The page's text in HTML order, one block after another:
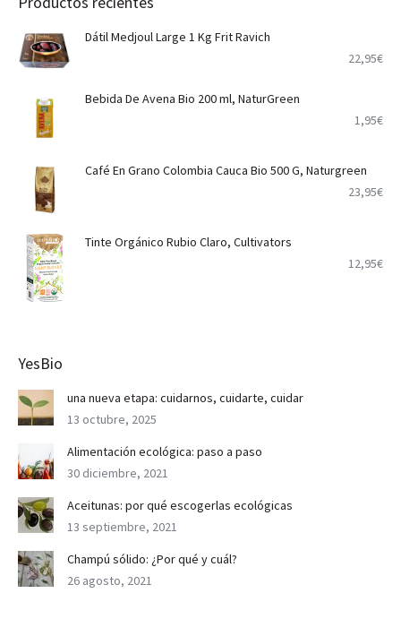
Dátil Medjoul Large 1 Kg Frit Ravich
22,95€
Bebida De Avena Bio 200 ml, NaturGreen
1,95€
Café En Grano Colombia Cauca Bio 500 G, Naturgreen
23,95€
Tinte Orgánico Rubio Claro, Cultivators
12,95€
YesBio
una nueva etapa: cuidarnos, cuidarte, cuidar
13 octubre, 2025
Alimentación ecológica: paso a paso
30 diciembre, 2021
Aceitunas: por qué escogerlas ecológicas
13 septiembre, 2021
Champú sólido: ¿Por qué y cuál?
26 agosto, 2021